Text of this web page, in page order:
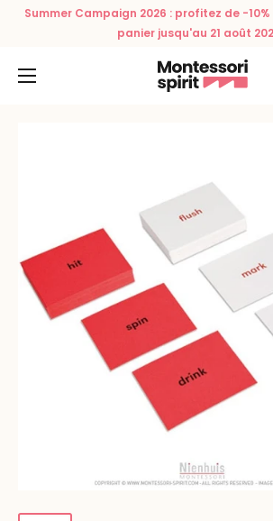
PasserSummer Campaign 2026 : profitez de -
panier jusqu'au 21 août
Montessori
Spirit